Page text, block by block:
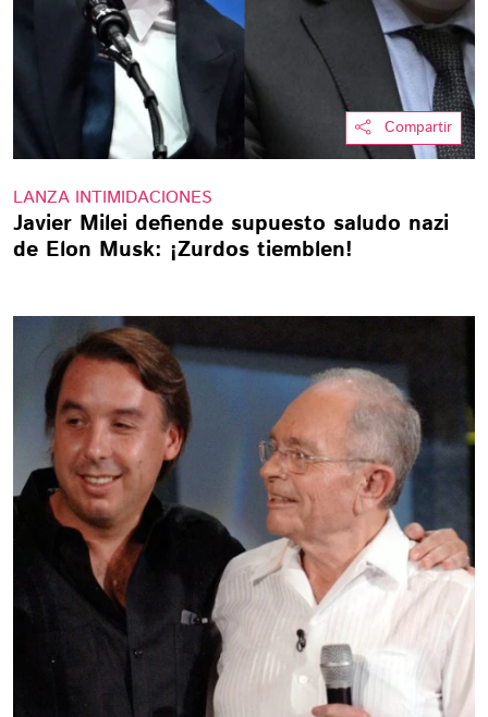
Compartir
LANZA INTIMIDACIONES
Javier Milei defiende supuesto saludo nazi
de Elon Musk: ¡Zurdos tiemblen!